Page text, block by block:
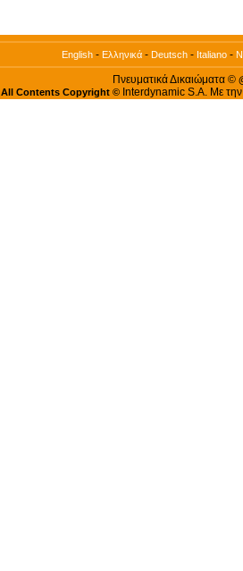
English - Ελληνικά - Deutsch - Italiano -
Πνευματικά Δικαιώματα ©
All Contents Copyright © Interdynamic S.A. Με